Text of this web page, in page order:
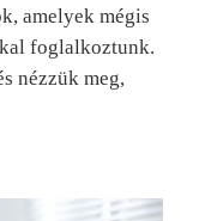
amelyek mégis
foglalkoztunk.
nézzük meg,